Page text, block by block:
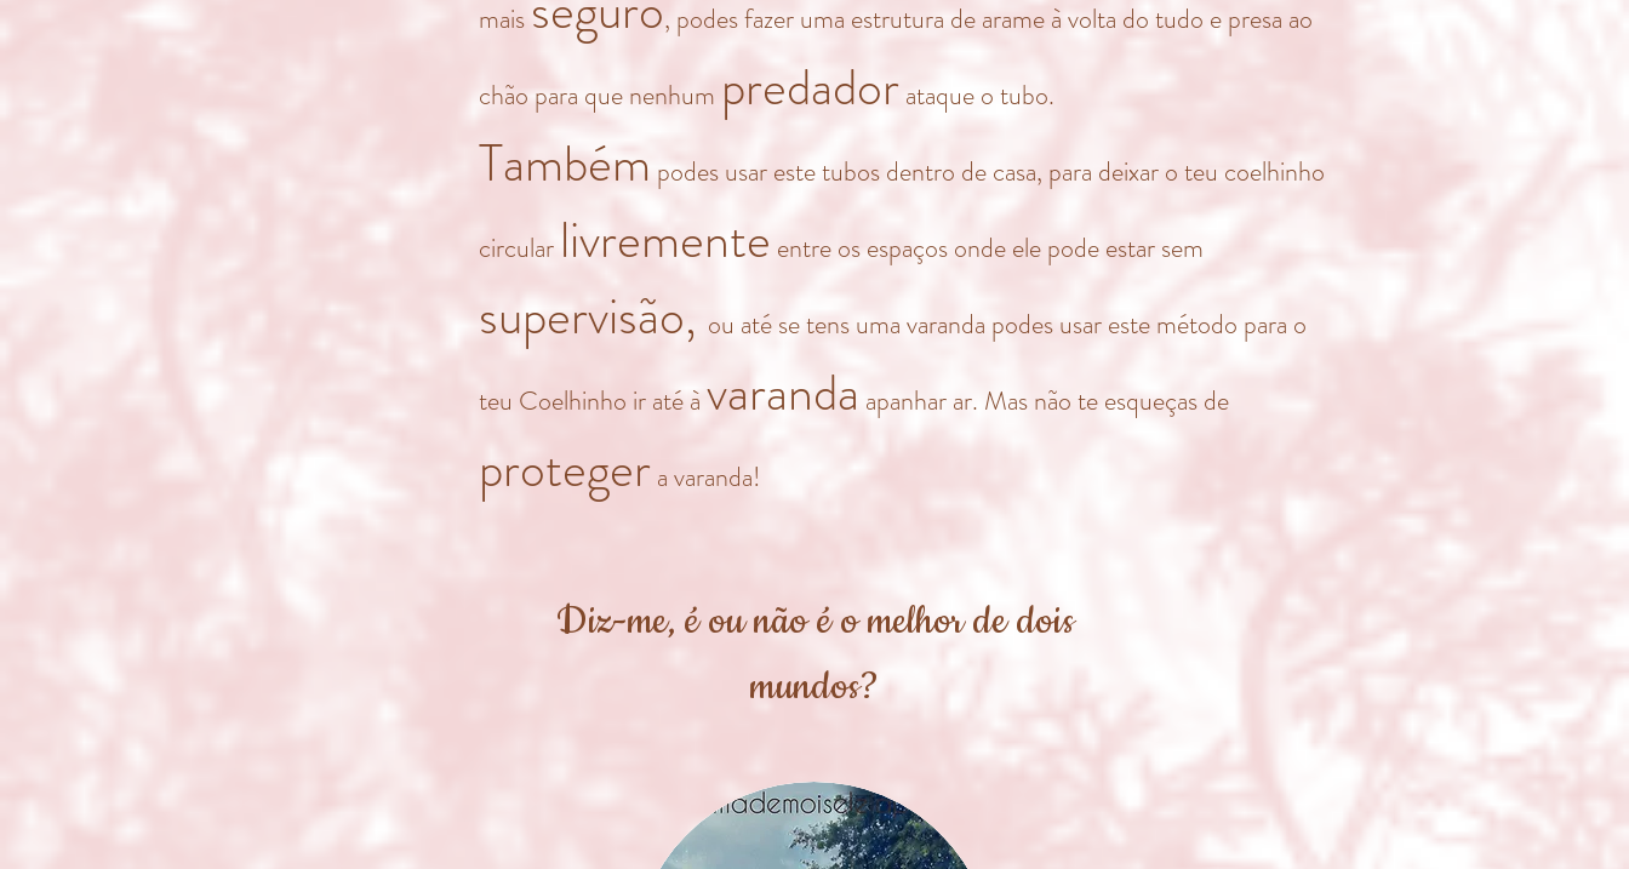
mais , podes fazer uma estrutura de arame à volta do tudo e presa ao
chão para que nenhum predadorataque o tubo.
Também podes usar este tubos dentro de casa, para deixar o teu coelhinho
circular livremente entre os espaços onde ele pode estar sem
supervisão, ou até se tens uma varanda podes usar este método para o
teu Coelhinho ir até àvaranda apanhar ar. Mas não te esqueças de
protegera varanda!
Diz-me, é ou não é o melhor de dois
mundos?